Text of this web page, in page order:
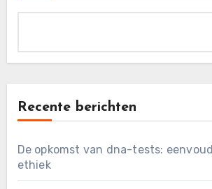
Recente berichten
De opkomst van dna-tests:
ethiek